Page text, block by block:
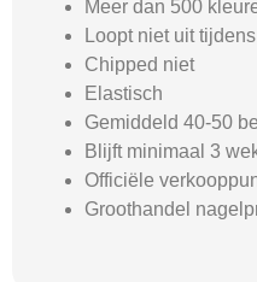
Meer dan 500
Loopt niet uit
Chipped niet
Elastisch
Gemiddeld 40-50
Blijft minimaal 3
Officiële
Groothandel